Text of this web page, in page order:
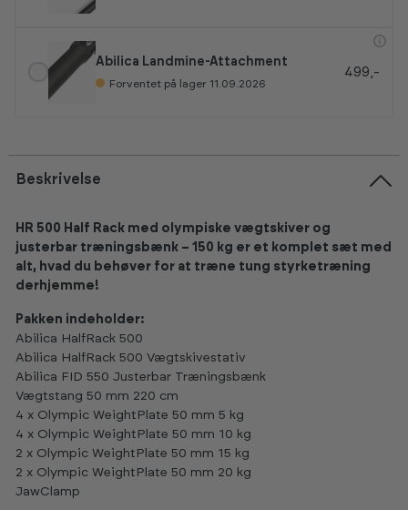
Abilica Landmine-Attachment
Forventet på lager 11.09.2026
499,-
Beskrivelse
HR 500 Half Rack med olympiske vægtskiver og
justerbar træningsbænk – 150 kg er et komplet sæt med
alt, hvad du behøver for at træne tung styrketræning
derhjemme!
Pakken indeholder:
Abilica HalfRack 500
Abilica HalfRack 500 Vægtskivestativ
Abilica FID 550 Justerbar Træningsbænk
Vægtstang 50 mm 220 cm
4 x Olympic WeightPlate 50 mm 5 kg
4 x Olympic WeightPlate 50 mm 10 kg
2 x Olympic WeightPlate 50 mm 15 kg
2 x Olympic WeightPlate 50 mm 20 kg
JawClamp